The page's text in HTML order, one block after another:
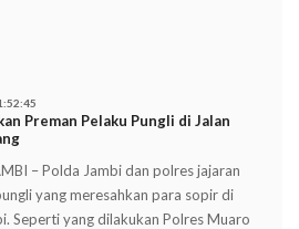
Preman Pelaku Pungli di Jalan
– Polda Jambi dan polres jajaran
yang meresahkan para sopir di
Seperti yang dilakukan Polres Muaro